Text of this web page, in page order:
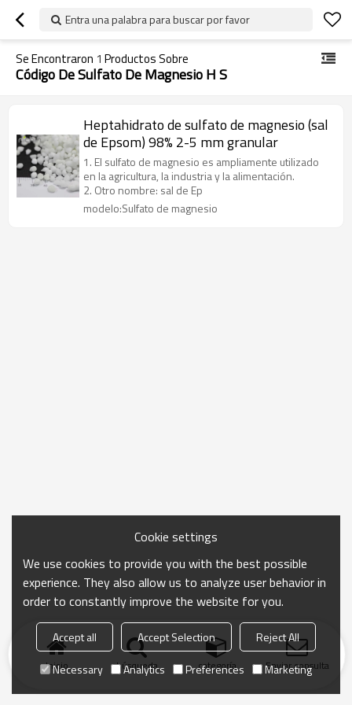
Entra una palabra para buscar por favor
Se Encontraron 1 Productos Sobre
Código De Sulfato De Magnesio H S
Heptahidrato de sulfato de magnesio (sal
de Epsom) 98% 2-5 mm granular
1. El sulfato de magnesio es ampliamente utilizado
en la agricultura, la industria y la alimentación.
2. Otro nombre: sal de Ep
modelo:Sulfato de magnesio
Inicio búsqueda categoría Enviar consulta
Cookie settings
We use cookies to provide you with the best possible
experience. They also allow us to analyze user behavior in
order to constantly improve the website for you.
Accept all Accept Selection
Reject All
Necessary
Analytics Preferences Marketing